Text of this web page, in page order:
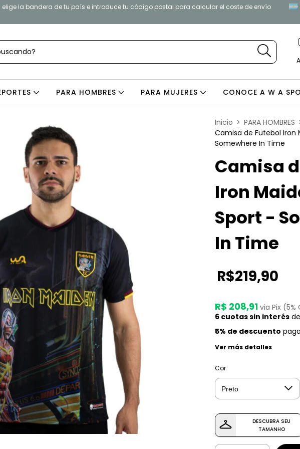
elige la bandera de tu país e introduce tu código postal para calcular el coste de envío
PARA HOMBRES PARA MUJERES CONOCE A W A
Inicio > PARA HOMBRES
Camisa de Futebol Iron
Somewhere In Time
Camisa
Iron
Sport -
In Time
R$219,90
R$ 208,91 via Pix (5%
6 cuotas sin interés de
5% de descuento
Ver más detalles
Cor
DESCUBRA SEU
TAMANHO